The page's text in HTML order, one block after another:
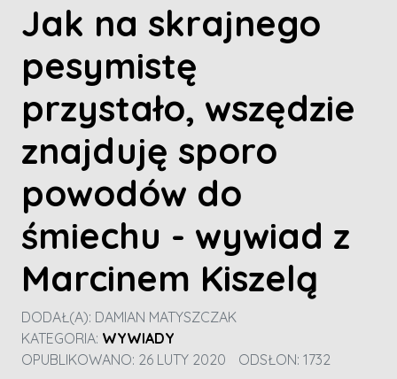
Jak na skrajnego
pesymistę
przystało, wszędzie
znajduję sporo
powodów do
śmiechu - wywiad z
Marcinem Kiszelą
DODAŁ(A): DAMIAN MATYSZCZAK
KATEGORIA: WYWIADY
OPUBLIKOWANO: 26 LUTY 2020
ODSŁON: 1732